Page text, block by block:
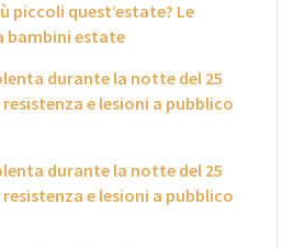
piccoli quest’estate? Le
bambini estate
durante la notte del 25
e lesioni a pubblico
durante la notte del 25
e lesioni a pubblico